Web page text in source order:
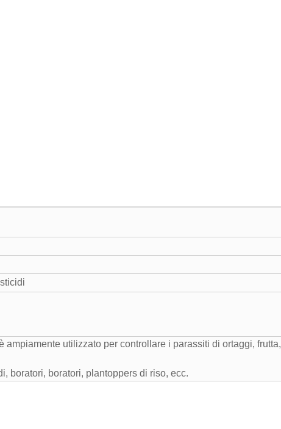
utilizzato per controllare i parassiti di ortaggi, frutta,
boratori, boratori, plantoppers di riso, ecc.